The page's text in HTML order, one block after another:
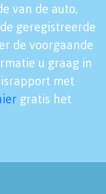
van de auto,
geregistreerde
de voorgaande
u graag in
met
gratis het